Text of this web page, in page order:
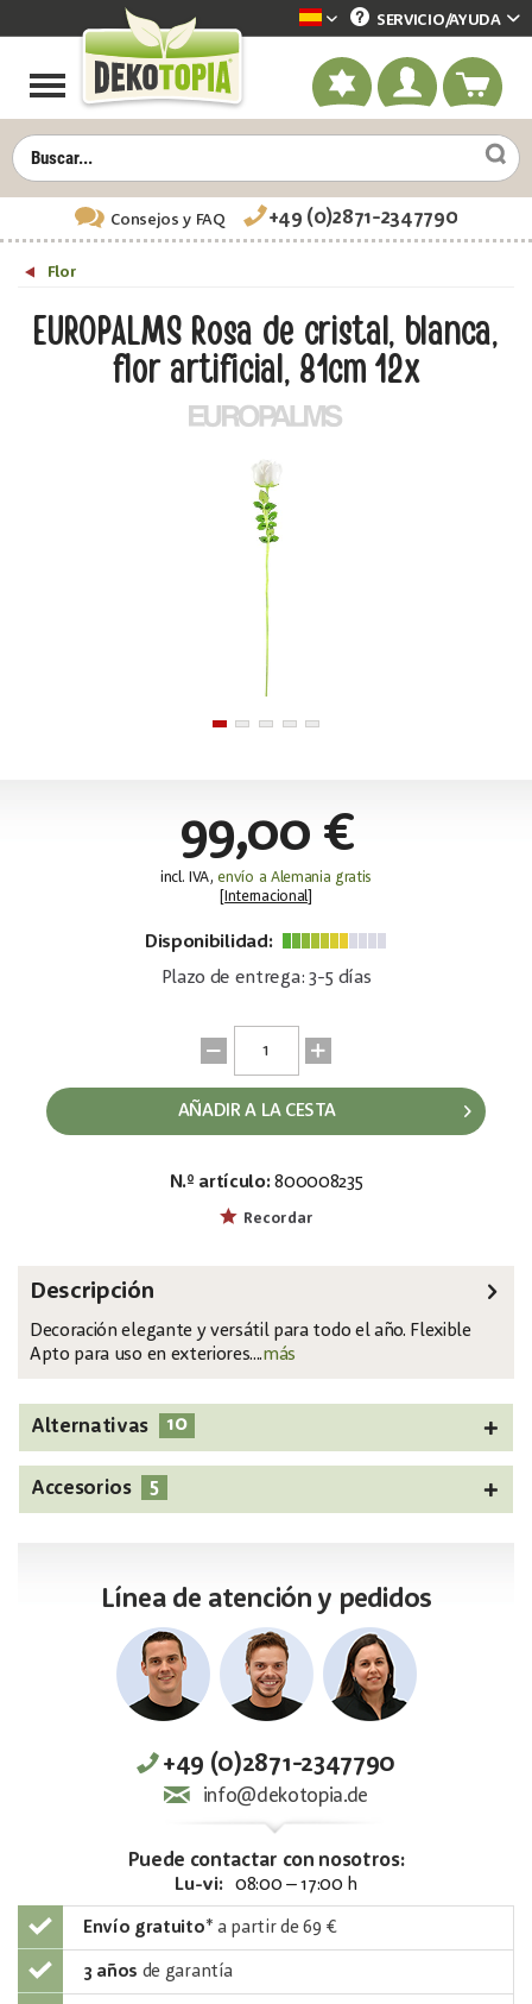
Dekotopia spanisch
SERVICIO/AYUDA
Consejos y FAQ +49 (0)2871-2347790
Flor
EUROPALMS Rosa de cristal, blanca,
flor artificial, 81cm 12x
99,00 €
incl. IVA,envío a Alemania gratis
Internacional]
Disponibilidad:
Plazo de entrega: 3-5 días
AÑADIR A LA CESTA
N.º artículo: 800008235
Recordar
Descripción
Decoración elegante y versátil para todo el año. Flexible
Apto para uso en exteriores....más
Alternativas 10
Accesorios 5
Línea de atención y pedidos
+49 (0)2871-2347790
info@dekotopia.de
Puede contactar con nosotros:
Lu-vi: 08:00 – 17:00 h
Envío gratuito* a partir de 69 €
3 años de garantía